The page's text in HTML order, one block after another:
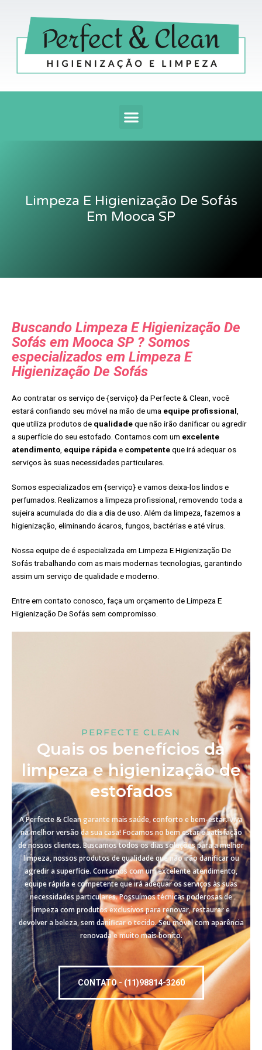
conteúdo
Menu
Limpeza E Higienização De Sofás
Em Mooca SP
Buscando Limpeza E Higienização De
Sofás em Mooca SP ? Somos
especializados em Limpeza E
Higienização De Sofás
Ao contratar os serviço de {serviço} da Perfecte & Clean, você
estará confiando seu móvel na mão de uma equipe profissional
que utiliza produtos de qualidadeque não irão danificar ou agredir
a superfície do seu estofado. Contamos com um excelente
atendimento equipe rápida e competenteque irá adequar os
serviços às suas necessidades particulares.
Somos especializados em {serviço} e vamos deixa-los lindos e
perfumados. Realizamos a limpeza profissional, removendo toda a
sujeira acumulada do dia a dia de uso. Além da limpeza, fazemos a
higienização, eliminando ácaros, fungos, bactérias e até vírus.
Nossa equipe de é especializada em Limpeza E Higienização De
Sofás trabalhando com as mais modernas tecnologias, garantindo
assim um serviço de qualidade e moderno.
Entre em contato conosco, faça um orçamento de Limpeza E
Higienização De Sofás sem compromisso.
PERFECTE CLEAN
Quais os benefícios da
limpeza e higienização de
estofados
A Perfecte & Clean garante mais saúde, conforto e bem-estar. Viva
na melhor versão da sua casa! Focamos no bem estar e satisfação
de nossos clientes. Buscamos todos os dias soluções para a melhor
limpeza, nossos produtos de qualidade que não irão danificar ou
agredir a superfície. Contamos com um excelente atendimento,
equipe rápida e competente que irá adequar os serviços às suas
necessidades particulares. Possuímos técnicas poderosas de
limpeza com produtos exclusivos para renovar, restaurar e
devolver a beleza, sem danificar o tecido. Seu móvel com aparência
renovada e muito mais bonito.
CONTATO - (11)98814-3260